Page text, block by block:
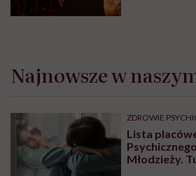
Najnowsze w
ZDROWIE
Lista
Młodzieży.